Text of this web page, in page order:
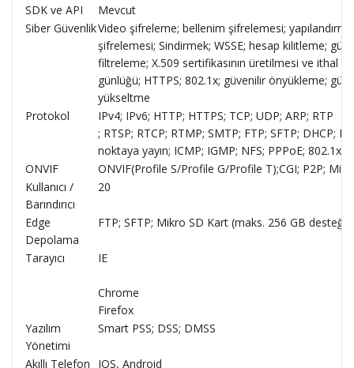
SDK ve API
Mevcut
Siber GüvenlikVideo şifreleme; bellenim şifrelemesi; yapılandırma
şifrelemesi; Sindirmek; WSSE; hesap kilitleme;
filtreleme; X.509 sertifikasının üretilmesi ve ithal
günlüğü; HTTPS; 802.1x; güvenilir önyükleme;
yükseltme
Protokol
IPv4; IPv6; HTTP; HTTPS; TCP; UDP; ARP; RTP
; RTSP; RTCP; RTMP; SMTP; FTP; SFTP; DHCP;
noktaya yayın; ICMP; IGMP; NFS; PPPoE; 802.1x;
ONVIF
ONVIF(Profile S/Profile G/Profile T);CGI; P2P;
Kullanıcı /
Barındırıcı
20
Edge
Depolama
FTP; SFTP; Mikro SD Kart (maks. 256 GB
Tarayıcı IE
Chrome
Firefox
Yazılım
Yönetimi
Smart PSS; DSS; DMSS
Akıllı Telefon
IOS, Android